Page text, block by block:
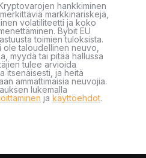
hankkiminen
markkinariskejä,
volatiliteetti ja koko
Bybit EU
toimien tuloksista.
taloudellinen neuvo,
myydä tai pitää hallussa
tulee arvioida
itsenäisesti, ja heitä
ammattimaisia neuvojia.
lukemalla
ja käyttöehdot.